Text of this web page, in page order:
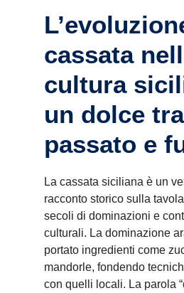
cassata
cultura
un dolce tra
passato e
La cassata siciliana è un
racconto storico sulla
secoli di dominazioni e
culturali. La dominazione
portato ingredienti come
mandorle, fondendo
con quelli locali. La parola